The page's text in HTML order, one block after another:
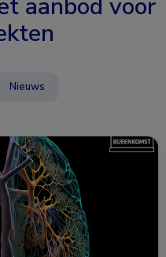
aanbod voor
Nieuws